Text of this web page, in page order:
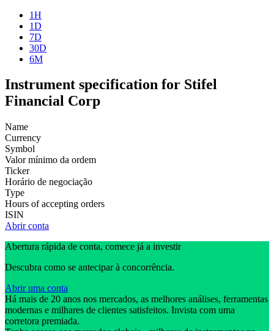
1H
1D
7D
30D
6M
Instrument specification for Stifel
Financial Corp
Name
Currency
Symbol
Valor mínimo da ordem
Ticker
Horário de negociação
Type
Hours of accepting orders
ISIN
Abrir conta
Abertura rápida de conta, comece já a investir
Descubra como se antecipar à concorrência.
Abrir uma conta
Há mais de 20 anos nos mercados, as melhores análises, ferramentas
modernas e milhares de clientes satisfeitos. Invista com uma
corretora premiada.